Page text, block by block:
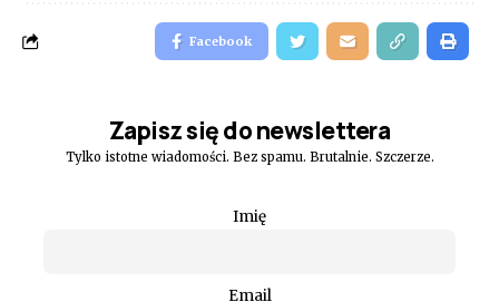
Facebook
Zapisz się do newslettera
Tylko istotne wiadomości. Bez spamu. Brutalnie. Szczerze.
Imię
Email